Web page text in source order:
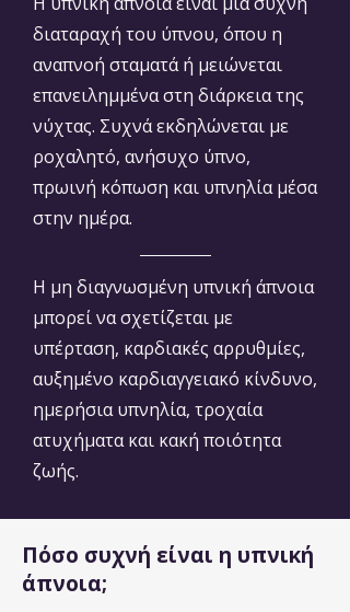
διαταραχή του ύπνου, όπου η
αναπνοή σταματά ή μειώνεται
επανειλημμένα στη διάρκεια της
νύχτας. Συχνά εκδηλώνεται με
ροχαλητό, ανήσυχο ύπνο,
πρωινή κόπωση και υπνηλία μέσα
στην ημέρα.
Η μη διαγνωσμένη υπνική άπνοια
μπορεί να σχετίζεται με
υπέρταση, καρδιακές αρρυθμίες,
αυξημένο καρδιαγγειακό κίνδυνο,
ημερήσια υπνηλία, τροχαία
ατυχήματα και κακή ποιότητα
ζωής.
Πόσο συχνή είναι η υπνική
άπνοια;